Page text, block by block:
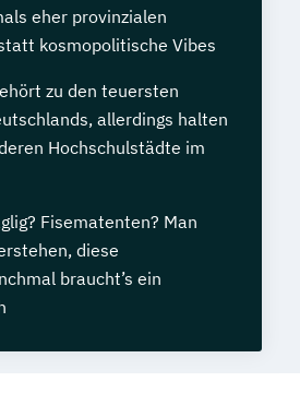
eher provinzialen
kosmopolitische Vibes
zu den teuersten
allerdings halten
Hochschulstädte im
Fisematenten? Man
diese
braucht’s ein